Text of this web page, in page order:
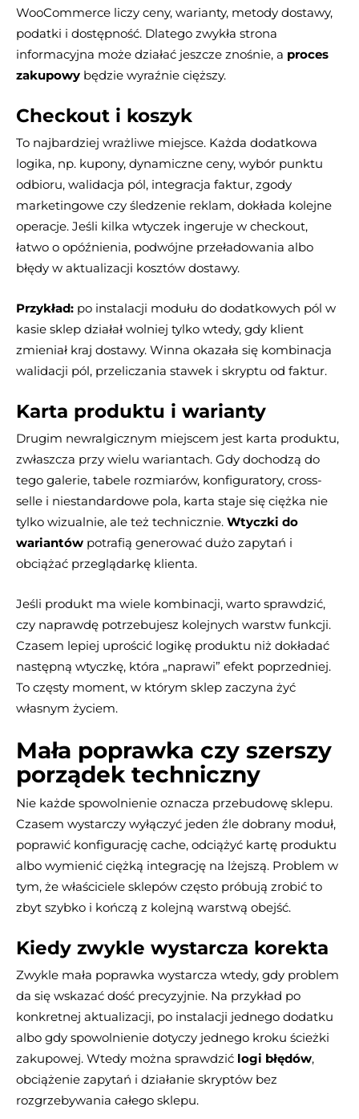
WooCommerce liczy ceny, warianty, metody dostawy,
podatki i dostępność. Dlatego zwykła strona
informacyjna może działać jeszcze znośnie, a proces
zakupowy będzie wyraźnie cięższy.
Checkout i koszyk
To najbardziej wrażliwe miejsce. Każda dodatkowa
logika, np. kupony, dynamiczne ceny, wybór punktu
odbioru, walidacja pól, integracja faktur, zgody
marketingowe czy śledzenie reklam, dokłada kolejne
operacje. Jeśli kilka wtyczek ingeruje w checkout,
łatwo o opóźnienia, podwójne przeładowania albo
błędy w aktualizacji kosztów dostawy.
Przykład: po instalacji modułu do dodatkowych pól w
kasie sklep działał wolniej tylko wtedy, gdy klient
zmieniał kraj dostawy. Winna okazała się kombinacja
walidacji pól, przeliczania stawek i skryptu od faktur.
Karta produktu i warianty
Drugim newralgicznym miejscem jest karta produktu,
zwłaszcza przy wielu wariantach. Gdy dochodzą do
tego galerie, tabele rozmiarów, konfiguratory, cross-
selle i niestandardowe pola, karta staje się ciężka nie
tylko wizualnie, ale też technicznie. Wtyczki do
wariantów potrafią generować dużo zapytań i
obciążać przeglądarkę klienta.
Jeśli produkt ma wiele kombinacji, warto sprawdzić,
czy naprawdę potrzebujesz kolejnych warstw funkcji.
Czasem lepiej uprościć logikę produktu niż dokładać
następną wtyczkę, która „naprawi” efekt poprzedniej.
To częsty moment, w którym sklep zaczyna żyć
własnym życiem.
Mała poprawka czy szerszy
porządek techniczny
Nie każde spowolnienie oznacza przebudowę sklepu.
Czasem wystarczy wyłączyć jeden źle dobrany moduł,
poprawić konfigurację cache, odciążyć kartę produktu
albo wymienić ciężką integrację na lżejszą. Problem w
tym, że właściciele sklepów często próbują zrobić to
zbyt szybko i kończą z kolejną warstwą obejść.
Kiedy zwykle wystarcza korekta
Zwykle mała poprawka wystarcza wtedy, gdy problem
da się wskazać dość precyzyjnie. Na przykład po
konkretnej aktualizacji, po instalacji jednego dodatku
albo gdy spowolnienie dotyczy jednego kroku ścieżki
zakupowej. Wtedy można sprawdzić logi błędów,
obciążenie zapytań i działanie skryptów bez
rozgrzebywania całego sklepu.